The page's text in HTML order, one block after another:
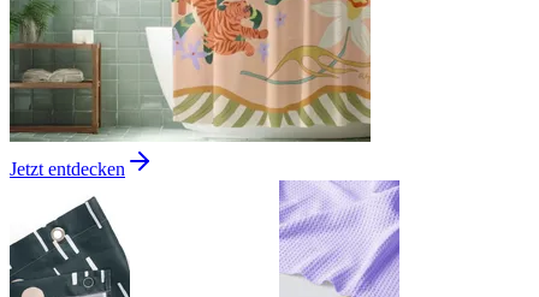
Jetzt entdecken